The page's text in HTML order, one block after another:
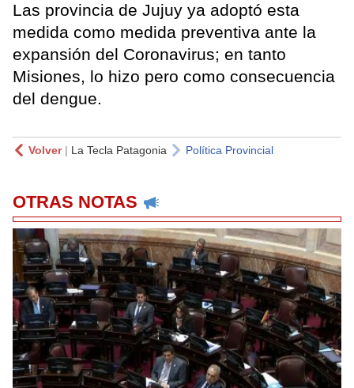
Las provincia de Jujuy ya adoptó esta
medida como medida preventiva ante la
expansión del Coronavirus; en tanto
Misiones, lo hizo pero como consecuencia
del dengue.
Volver| La Tecla Patagonia Política Provincial
OTRAS NOTAS